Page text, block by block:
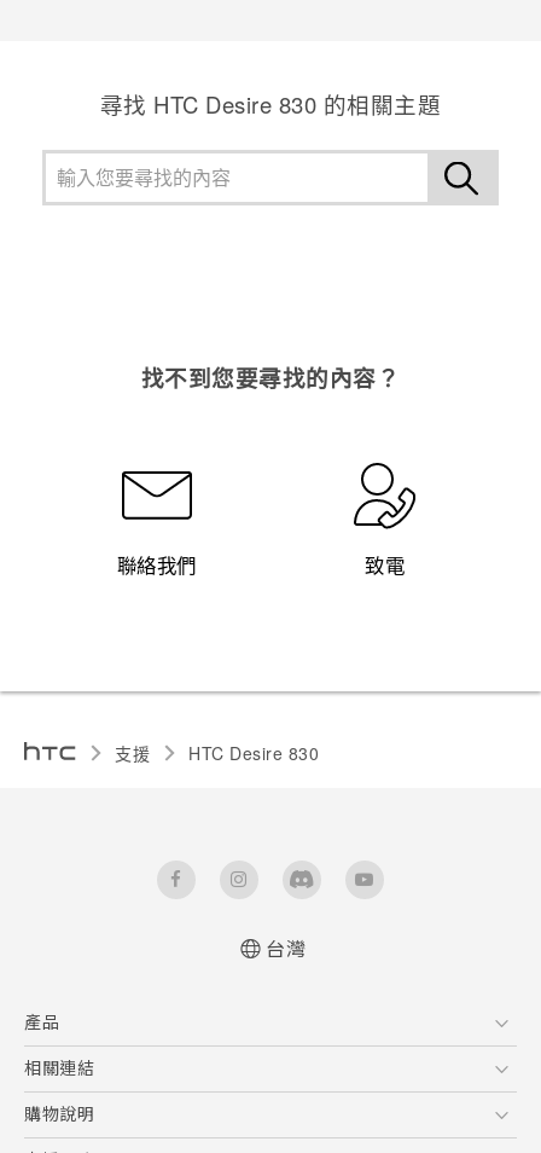
尋找 HTC Desire 830 的相關主題
找不到您要尋找的內容？
聯絡我們 致電
支援 HTC Desire 830‎
English - User manual
台灣
產品
5G
智慧型手機
配件
相關連結
HTC Research
購物說明